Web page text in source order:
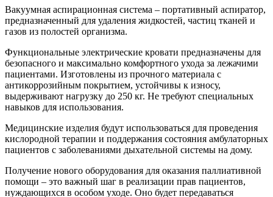
Вакуумная аспирационная система – портативный аспиратор,
предназначенный для удаления жидкостей, частиц тканей и
газов из полостей организма.
Функциональные электрические кровати предназначены для
безопасного и максимально комфортного ухода за лежачими
пациентами. Изготовлены из прочного материала с
антикоррозийным покрытием, устойчивы к износу,
выдерживают нагрузку до 250 кг. Не требуют специальных
навыков для использования.
Медицинские изделия будут использоваться для проведения
кислородной терапии и поддержания состояния амбулаторных
пациентов с заболеваниями дыхательной системы на дому.
Получение нового оборудования для оказания паллиативной
помощи – это важный шаг в реализации прав пациентов,
нуждающихся в особом уходе. Оно будет передаваться